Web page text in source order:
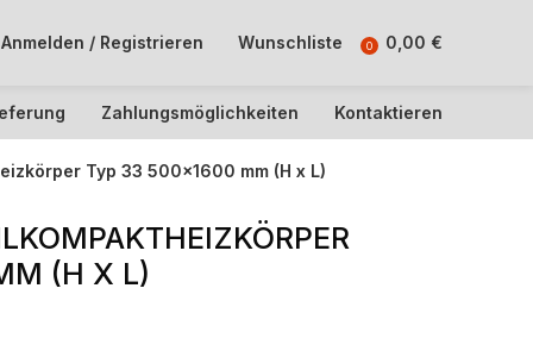
Anmelden / Registrieren Wunschliste 0 0,00 €
Zahlungsmöglichkeiten Kontaktieren
Typ 33 500×1600 mm (H x L)
(H X L)